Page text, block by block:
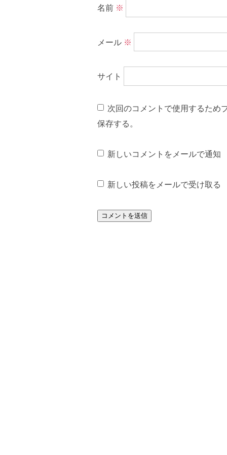
名前 ※
メール ※
サイト
次回のコメントで使用するため
保存する。
新しいコメントをメールで通知
新しい投稿をメールで受け取る